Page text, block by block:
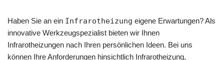
Haben Sie an ein Infrarotheizung eigene Erwartungen? Als
innovative Werkzeugspezialist bieten wir Ihnen
Infrarotheizungen nach Ihren persönlichen Ideen. Bei uns
können Ihre Anforderungen hinsichtlich Infrarotheizung,